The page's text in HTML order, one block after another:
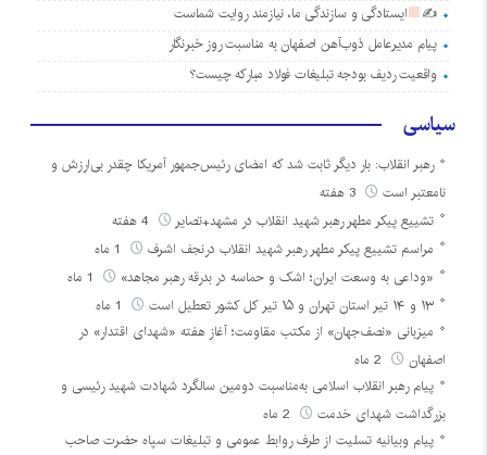
✍
ایستادگی و سازندگی ما، نیازمند روایت شماست
پیام مدیرعامل ذوب‌آهن اصفهان به مناسبت روز خبرنگار
واقعیت ردیف بودجه تبلیغات فولاد مبارکه چیست؟
سیاسی
رهبر انقلاب: بار دیگر ثابت شد که امضای رئیس‌جمهور آمریکا چقدر بی‌ارزش و
نامعتبر است
3 هفته
تشییع پیکر مطهر رهبر شهید انقلاب در مشهد+تصایر
مراسم تشییع پیکر مطهر رهبر شهید انقلاب درنجف اشرف
«وداعی به وسعت ایران؛ اشک و حماسه در بدرقه رهبر مجاهد»
۱۳ و ۱۴ تیر استان تهران و ۱۵ تیر کل کشور تعطیل است
میزبانی «نصف‌جهان» از مکتب مقاومت؛ آغاز هفته «شهدای اقتدار» در
اصفهان
پیام رهبر انقلاب اسلامی به‌مناسبت دومین سالگرد شهادت شهید رئیسی و
بزرگداشت شهدای خدمت
پیام وبیانیه تسلیت از طرف روابط عمومی و تبلیغات سپاه حضرت صاحب